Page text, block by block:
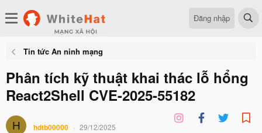
Đăng nhập
Tin tức An ninh mạng
Phân tích kỹ thuật khai thác lỗ hổng
React2Shell CVE-2025-55182
H hdtb00000 29/12/2025